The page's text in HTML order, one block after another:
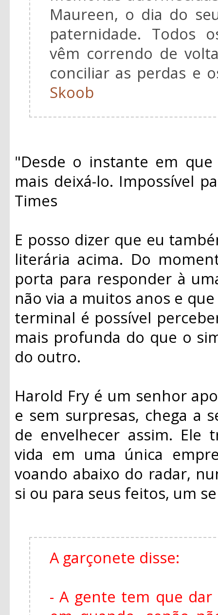
Maureen, o dia do
paternidade. Todos
vêm correndo de
conciliar as perdas e
Skoob
"Desde o instante em
mais deixá-lo. Impossível
Times
E posso dizer que eu
literária acima. Do
porta para responder à
não via a muitos anos e
terminal é possível
mais profunda do que o
do outro.
Harold Fry é um senhor
e sem surpresas, chega a
de envelhecer assim. Ele
vida em uma única
voando abaixo do radar,
si ou para seus feitos, um
A garçonete disse:
- A gente tem que